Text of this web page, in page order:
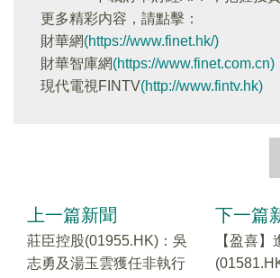
更多精彩内容，請點擊：
財華網(https://www.finet.hk/)
財華智庫網(https://www.finet.com.cn)
現代電視FINTV(http://www.fintv.hk)
上一篇新聞
莊臣控股(01955.HK)：吳
志勇及湯玉雲獲任非執行
下一篇
【盈喜